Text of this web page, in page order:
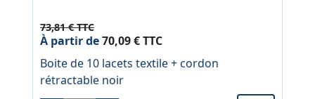
73,81 € TTC
À partir de70,09 € TTC
Boite de 10 lacets textile + cordon
rétractable noir